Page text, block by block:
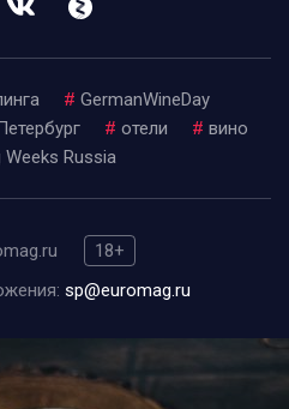
# GermanWineDay
# отели # вино
Weeks Russia
18+
sp@euromag.ru